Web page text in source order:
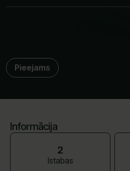
Pieejams
Informācija
2
Istabas